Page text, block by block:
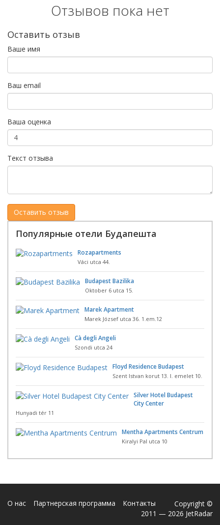
Отзывов пока нет
Оставить отзыв
Ваше имя
Ваш email
Ваша оценка
Текст отзыва
Популярные отели Будапешта
Rozapartments
Váci utca 44.
Budapest Bazilika
Oktober 6 utca 15.
Marek Apartment
Marek József utca 36. 1.em.12
Cà degli Angeli
Szondi utca 24
Floyd Residence Budapest
Szent Istvan korut 13. I. emelet 10.
Silver Hotel Budapest
City Center
Hunyadi tér 11
Mentha Apartments Centrum
Kiralyi Pal utca 10
О нас Партнерская программа Контакты
Copyright ©
2011 — 2026 JetRadar